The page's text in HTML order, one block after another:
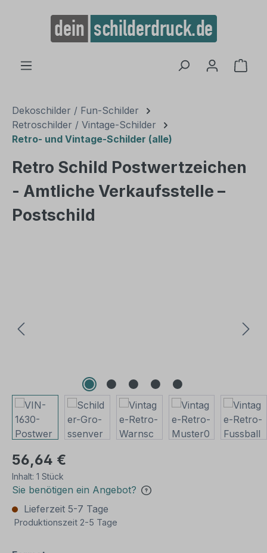
springen
Dekoschilder / Fun-Schilder
Retroschilder / Vintage-Schilder
Retro- und Vintage-Schilder (alle)
Retro Schild Postwertzeichen
- Amtliche Verkaufsstelle –
Postschild
56,64 €
Inhalt: 1 Stück
Sie benötigen ein Angebot?
Lieferzeit 5-7 Tage
Produktionszeit 2-5 Tage